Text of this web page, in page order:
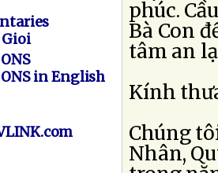
in English
phúc.
Bà Con
tâm an
Kính
Chúng
Nhân,